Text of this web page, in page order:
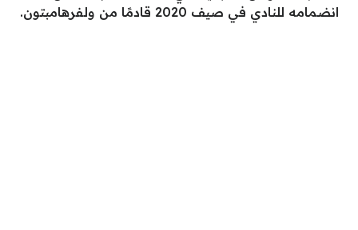
انضمامه للنادي في صيف 2020 قادمًا من ولفرهامبتون.